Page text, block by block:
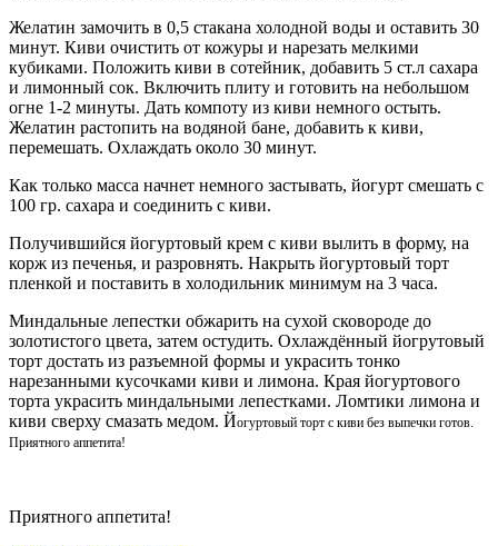
Желатин замочить в 0,5 стакана холодной воды и оставить 30
минут. Киви очистить от кожуры и нарезать мелкими
кубиками. Положить киви в сотейник, добавить 5 ст.л сахара
и лимонный сок. Включить плиту и готовить на небольшом
огне 1-2 минуты. Дать компоту из киви немного остыть.
Желатин растопить на водяной бане, добавить к киви,
перемешать. Охлаждать около 30 минут.
Как только масса начнет немного застывать, йогурт смешать с
100 гр. сахара и соединить с киви.
Получившийся йогуртовый крем с киви вылить в форму, на
корж из печенья, и разровнять. Накрыть йогуртовый торт
пленкой и поставить в холодильник минимум на 3 часа.
Миндальные лепестки обжарить на сухой сковороде до
золотистого цвета, затем остудить. Охлаждённый йогрутовый
торт достать из разъемной формы и украсить тонко
нарезанными кусочками киви и лимона. Края йогуртового
торта украсить миндальными лепестками. Ломтики лимона и
киви сверху смазать медом. Йогуртовый торт с киви без выпечки готов.
Приятного аппетита!
Приятного аппетита!